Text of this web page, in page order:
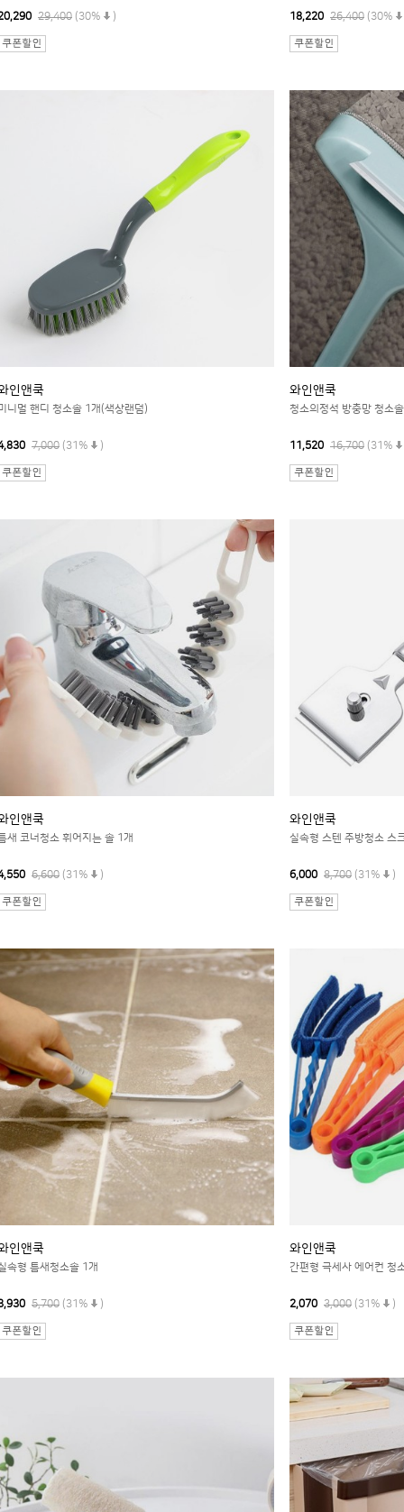
29,400 (30% ) 18,220 26,400 (30%
인앤쿡
니멀 핸디 청소솔 1개(색상랜덤)
7,000 (31% )
와인앤쿡
청소의정석 방충망 청소
11,520 16,700 (31%
인앤쿡
새 코너청소 휘어지는 솔 1개
6,600 (31% )
와인앤쿡
실속형 스텐 주방청소 스
6,000 8,700 (31% )
인앤쿡
속형 틈새청소솔 1개
5,700 (31% )
와인앤쿡
간편형 극세사 에어컨 청
2,070 3,000 (31% )